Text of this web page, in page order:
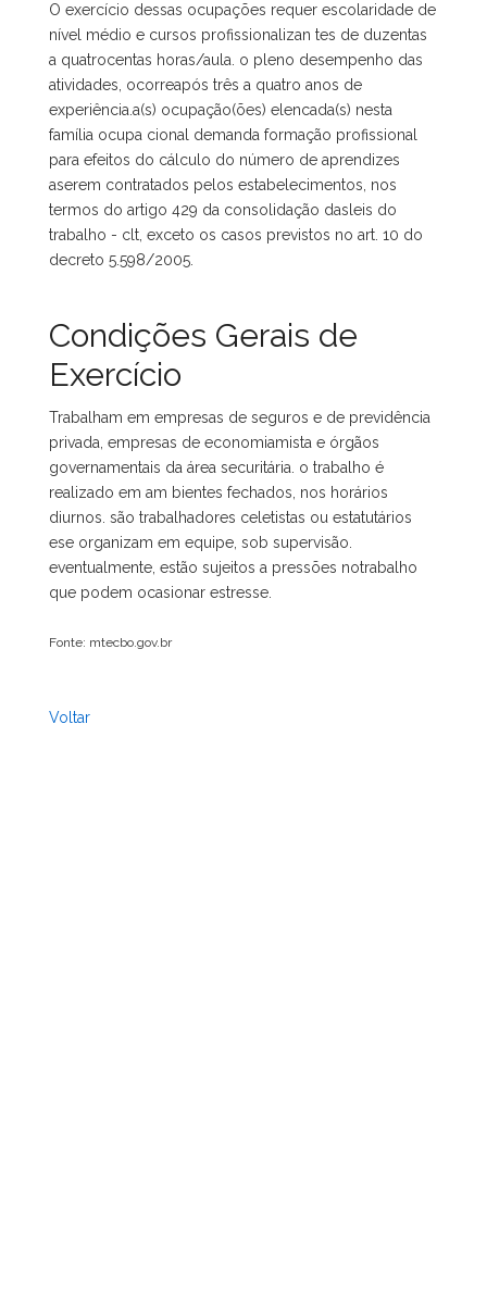
O exercício dessas ocupações requer escolaridade de
nível médio e cursos profissionalizan tes de duzentas
a quatrocentas horas/aula. o pleno desempenho das
atividades, ocorreapós três a quatro anos de
experiência.a(s) ocupação(ões) elencada(s) nesta
família ocupa cional demanda formação profissional
para efeitos do cálculo do número de aprendizes
aserem contratados pelos estabelecimentos, nos
termos do artigo 429 da consolidação dasleis do
trabalho - clt, exceto os casos previstos no art. 10 do
decreto 5.598/2005.
Condições Gerais de
Exercício
Trabalham em empresas de seguros e de previdência
privada, empresas de economiamista e órgãos
governamentais da área securitária. o trabalho é
realizado em am bientes fechados, nos horários
diurnos. são trabalhadores celetistas ou estatutários
ese organizam em equipe, sob supervisão.
eventualmente, estão sujeitos a pressões notrabalho
que podem ocasionar estresse.
Fonte: mtecbo.gov.br
Voltar